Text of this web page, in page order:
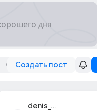
Создать пост
denis_smirnov_6321